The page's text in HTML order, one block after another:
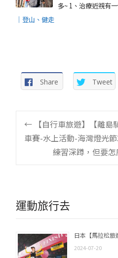
多~ 1、治療近視有
｜登山、健走
Share Tweet
Post
← 【自行車旅遊】【離
車賽-水上活動-海灣燈光
練習深蹲，但要
運動旅行去
日本【馬拉松
2024-07-20